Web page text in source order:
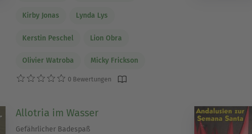
Kirby Jonas Lynda Lys
Kerstin Peschel Lion Obra
Olivier Watroba Micky Frickson
0 Bewertungen
Allotria im Wasser
Gefährlicher Badespaß